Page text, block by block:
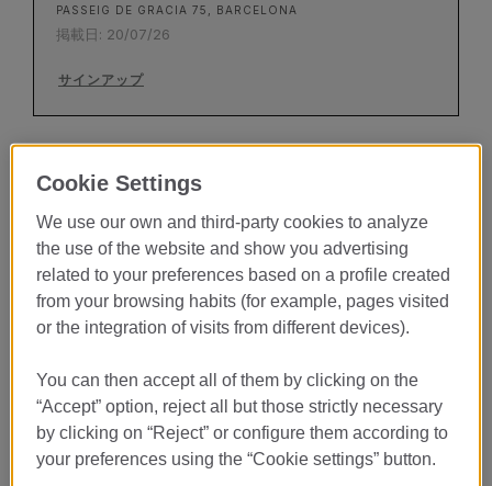
PASSEIG DE GRACIA 75, BARCELONA
掲載日: 20/07/26
サインアップ
Vive la excelencia del servicio en
uno de los mejores restaurantes
gastronómicos del mundo
En elRestaurante Lasarte, galardonado con3 Estrellas
Micheliny dirigido por Martín Berasategui, buscamos
estudiantes apasionados por la hospitalidad y la gastronomía
Si sueñas con desarrollar tu carrera en la restauración de lujo y
aprender cómo se crea una experiencia gastronómica de nivel
internacional, esta es una oportunidad única para crecer junto a
grandes profesionales del sector.
Cookie Settings
We use our own and third-party cookies to analyze
the use of the website and show you advertising
related to your preferences based on a profile created
from your browsing habits (for example, pages visited
or the integration of visits from different devices).
You can then accept all of them by clicking on the
“Accept” option, reject all but those strictly necessary
by clicking on “Reject” or configure them according to
your preferences using the “Cookie settings” button.